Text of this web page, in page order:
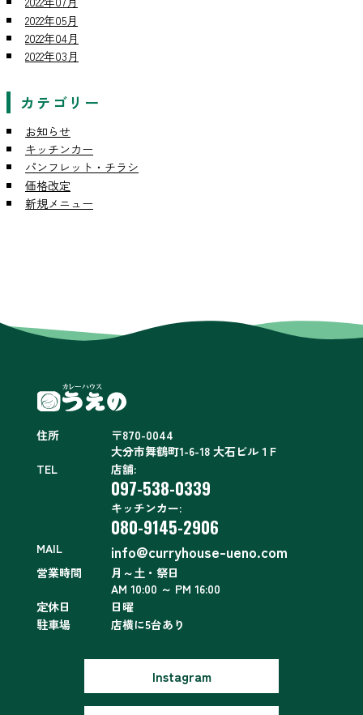
2022年05月
2022年04月
2022年03月
カテゴリー
お知らせ
キッチンカー
パンフレット・チラシ
価格改定
新規メニュー
住所
〒870-0044
大分市舞鶴町1-6-18 大石ビル１F
TEL
店舗:
097-538-0339
キッチンカー:
080-9145-2906
MAIL info@curryhouse-ueno.com
営業時間
月～土・祭日
AM 10:00 ～ PM 16:00
定休日
日曜
駐車場
店横に5台あり
Instagram